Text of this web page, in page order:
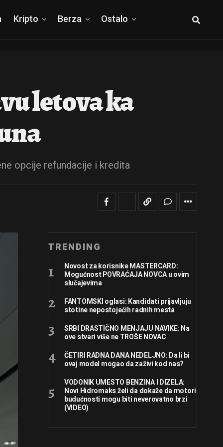
Kripto Berza Ostalo
letova ka
opcije refundacije i kredita
TRENDING
Novost za korisnike MASTERCARD:
Mogućnost POVRAĆAJA NOVCA u ovim
slučajevima
FANTOMSKI oglasi: Kandidati prijavljuju
stotine nepostojećih radnih mesta
SRBI DRASTIČNO MENJAJU NAVIKE: Na
ove stvari više ne TROŠE NOVAC
ČETIRI RADNA DANA NEDELJNO: Da li bi
ovaj model mogao da zaživi kod nas?
VODONIK UMESTO BENZINA I DIZELA:
Novi Hidromaks želi da dokaže da motori
budućnosti mogu biti neverovatno brzi
(VIDEO)